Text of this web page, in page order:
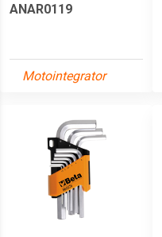
ANAR0119
Motointegrator